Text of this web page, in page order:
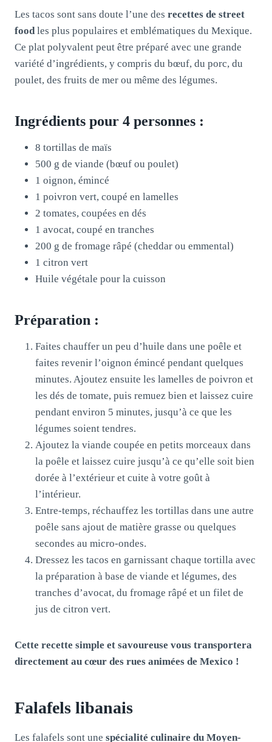
Les tacos sont sans doute l’une des recettes de street
food les plus populaires et emblématiques du Mexique.
Ce plat polyvalent peut être préparé avec une grande
variété d’ingrédients, y compris du bœuf, du porc, du
poulet, des fruits de mer ou même des légumes.
Ingrédients pour 4 personnes :
8 tortillas de maïs
500 g de viande (bœuf ou poulet)
1 oignon, émincé
1 poivron vert, coupé en lamelles
2 tomates, coupées en dés
1 avocat, coupé en tranches
200 g de fromage râpé (cheddar ou emmental)
1 citron vert
Huile végétale pour la cuisson
Préparation :
Faites chauffer un peu d’huile dans une poêle et
faites revenir l’oignon émincé pendant quelques
minutes. Ajoutez ensuite les lamelles de poivron et
les dés de tomate, puis remuez bien et laissez cuire
pendant environ 5 minutes, jusqu’à ce que les
légumes soient tendres.
Ajoutez la viande coupée en petits morceaux dans
la poêle et laissez cuire jusqu’à ce qu’elle soit bien
dorée à l’extérieur et cuite à votre goût à
l’intérieur.
Entre-temps, réchauffez les tortillas dans une autre
poêle sans ajout de matière grasse ou quelques
secondes au micro-ondes.
Dressez les tacos en garnissant chaque tortilla avec
la préparation à base de viande et légumes, des
tranches d’avocat, du fromage râpé et un filet de
jus de citron vert.
Cette recette simple et savoureuse vous transportera
directement au cœur des rues animées de Mexico !
Falafels libanais
Les falafels sont une spécialité culinaire du Moyen-